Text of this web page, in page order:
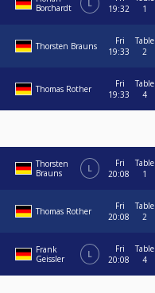
Borchardt
L
19:32
1
Thorsten Brauns
Fri
19:33
Table
2
Thomas Rother
Fri
19:33
Table
4
Thorsten
Brauns
L
Fri
20:08
Table
1
Thomas Rother
Fri
20:08
Table
2
Frank
Geissler
L
Fri
20:08
Table
4